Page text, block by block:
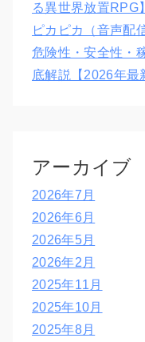
る異世界放置RPG】
ピカピカ（音声配
危険性・安全性・
底解説【2026年最
アーカイブ
2026年7月
2026年6月
2026年5月
2026年2月
2025年11月
2025年10月
2025年8月